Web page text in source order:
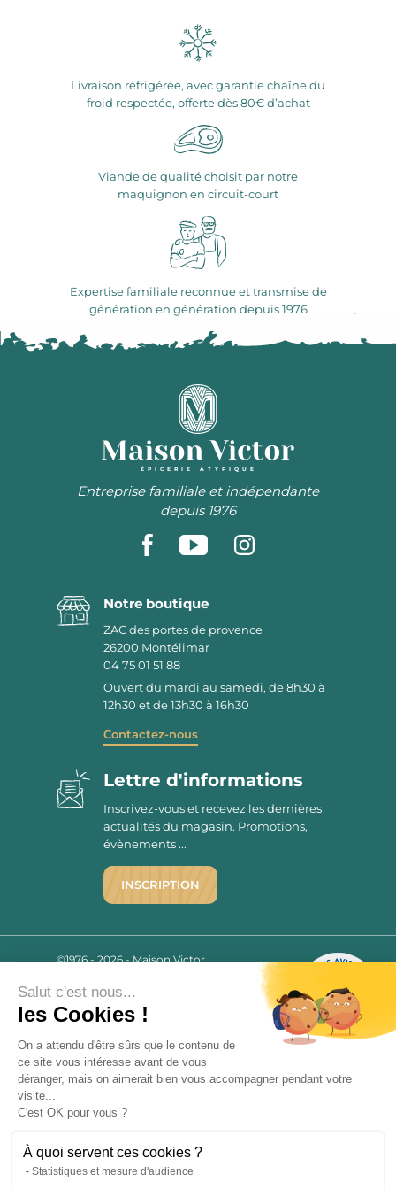
Livraison réfrigérée, avec garantie chaîne du
froid respectée, offerte dès 80€ d’achat
Viande de qualité choisit par notre
maquignon en circuit-court
Expertise familiale reconnue et transmise de
génération en génération depuis 1976
ÉPICERIE ATYPIQUE
Entreprise familiale et indépendante
depuis 1976
Notre boutique
ZAC des portes de provence
26200 Montélimar
04 75 01 51 88
Ouvert du mardi au samedi, de 8h30 à
12h30 et de 13h30 à 16h30
Contactez-nous
2780 AVIS
9.7/10
Lettre d'informations
Inscrivez-vous et recevez les dernières
actualités du magasin. Promotions,
évènements ...
INSCRIPTION
©1976 - 2026 - Maison Victor
Mentions légales
C.G.V.
Politique de confidentialité
FAQ
Livraisons
Salut c'est nous...
les Cookies !
On a attendu d'être sûrs que le contenu de
ce site vous intéresse avant de vous
déranger, mais on aimerait bien vous accompagner pendant votre
visite...
C'est OK pour vous ?
À quoi servent ces cookies ?
Statistiques et mesure d'audience